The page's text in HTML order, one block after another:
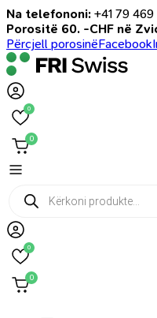
Na telefononi: +41 79
Porositë 60. -CHF në
Përcjell porosinëFacebook
0
0
Products
search
0
0